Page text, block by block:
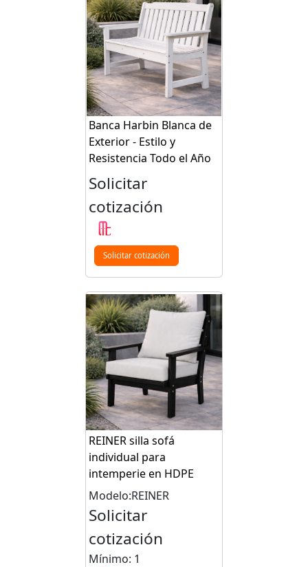
Banca Harbin Blanca de
Exterior - Estilo y
Resistencia Todo el Año
Solicitar
cotización
Solicitar cotización
REINER silla sofá
individual para
intemperie en HDPE
Modelo:REINER
Solicitar
cotización
Mínimo: 1